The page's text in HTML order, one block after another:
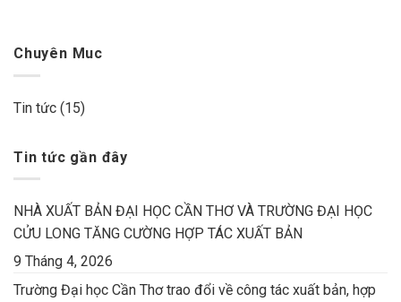
Chuyên Muc
Tin tức (15)
Tin tức gần đây
NHÀ XUẤT BẢN ĐẠI HỌC CẦN THƠ VÀ TRƯỜNG ĐẠI HỌC
CỬU LONG TĂNG CƯỜNG HỢP TÁC XUẤT BẢN
9 Tháng 4, 2026
Trường Đại học Cần Thơ trao đổi về công tác xuất bản, hợp